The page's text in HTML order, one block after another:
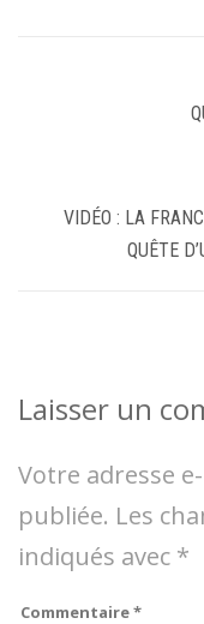
VIDÉO : LA
QUÊTE
Laisser un
Votre adresse
publiée. Les
indiqués avec *
Commentaire*